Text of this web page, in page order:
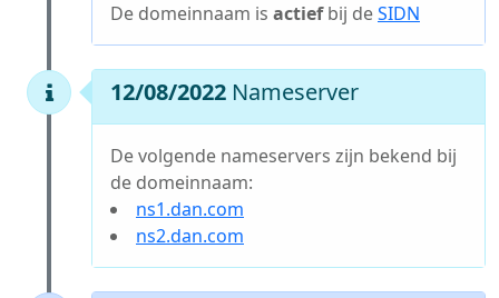
De domeinnaam is actiefbij deSIDN
12/08/2022 Nameserver
De volgende nameservers zijn bekend bij
de domeinnaam:
ns1.dan.com
ns2.dan.com